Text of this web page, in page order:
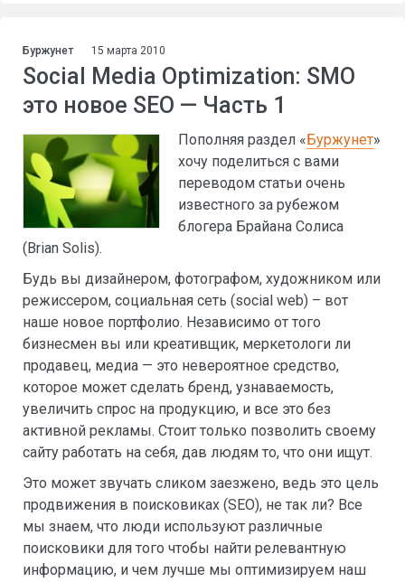
Буржунет 15 марта 2010
Social Media Optimization: SMO
это новое SEO — Часть 1
Пополняя раздел «Буржунет»
хочу поделиться с вами
переводом статьи очень
известного за рубежом
блогера Брайана Солиса
(Brian Solis).
Будь вы дизайнером, фотографом, художником или
режиссером, социальная сеть (social web) – вот
наше новое портфолио. Независимо от того
бизнесмен вы или креативщик, меркетологи ли
продавец, медиа — это невероятное средство,
которое может сделать бренд, узнаваемость,
увеличить спрос на продукцию, и все это без
активной рекламы. Стоит только позволить своему
сайту работать на себя, дав людям то, что они ищут.
Это может звучать сликом заезжено, ведь это цель
продвижения в поисковиках (SEO), не так ли? Все
мы знаем, что люди используют различные
поисковики для того чтобы найти релевантную
информацию, и чем лучше мы оптимизируем наш